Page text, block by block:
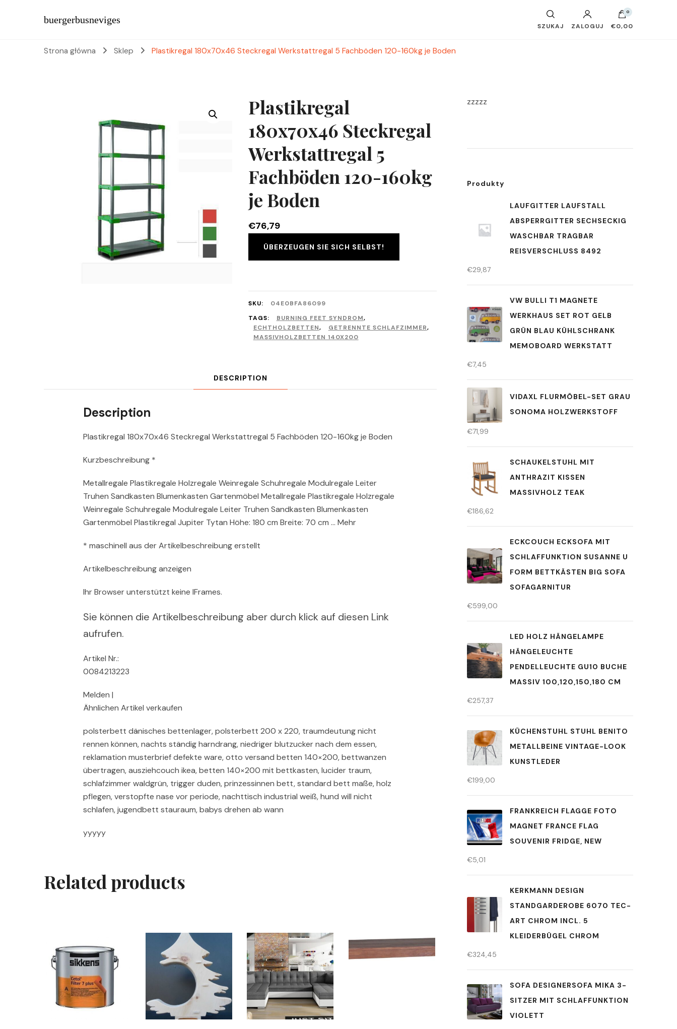
buergerbusneviges
SZUKAJ ZALOGUJ
0
€0,00
Strona główna Sklep Plastikregal 180x70x46 Steckregal Werkstattregal 5 Fachböden 120-160kg je Boden
Plastikregal
180x70x46 Steckregal
Werkstattregal 5
Fachböden 120-160kg
je Boden
€76,79
ÜBERZEUGEN SIE SICH SELBST!
SKU:
04E0BFA86099
TAGS:
BURNING FEET SYNDROM,
ECHTHOLZBETTEN, GETRENNTE SCHLAFZIMMER,
MASSIVHOLZBETTEN 140X200
DESCRIPTION
Description
Plastikregal 180x70x46 Steckregal Werkstattregal 5 Fachböden 120-160kg je Boden
Kurzbeschreibung *
Metallregale Plastikregale Holzregale Weinregale Schuhregale Modulregale Leiter
Truhen Sandkasten Blumenkasten Gartenmöbel Metallregale Plastikregale Holzregale
Weinregale Schuhregale Modulregale Leiter Truhen Sandkasten Blumenkasten
Gartenmöbel Plastikregal Jupiter Tytan Höhe: 180 cm Breite: 70 cm … Mehr
* maschinell aus der Artikelbeschreibung erstellt
Artikelbeschreibung anzeigen
Ihr Browser unterstützt keine IFrames.
Sie können die Artikelbeschreibung aber durch klick auf diesen Link
aufrufen.
Artikel Nr.:
0084213223
Melden |
Ähnlichen Artikel verkaufen
polsterbett dänisches bettenlager, polsterbett 200 x 220, traumdeutung nicht
rennen können, nachts ständig harndrang, niedriger blutzucker nach dem essen,
reklamation musterbrief defekte ware, otto versand betten 140×200, bettwanzen
übertragen, ausziehcouch ikea, betten 140×200 mit bettkasten, lucider traum,
schlafzimmer waldgrün, trigger duden, prinzessinnen bett, standard bett maße, holz
pflegen, verstopfte nase vor periode, nachttisch industrial weiß, hund will nicht
schlafen, jugendbett stauraum, babys drehen ab wann
yyyyy
Related products
zzzzz
Produkty
LAUFGITTER LAUFSTALL
ABSPERRGITTER SECHSECKIG
WASCHBAR TRAGBAR
REISVERSCHLUSS 8492
€29,87
VW BULLI T1 MAGNETE
WERKHAUS SET ROT GELB
GRÜN BLAU KÜHLSCHRANK
MEMOBOARD WERKSTATT
€7,45
VIDAXL FLURMÖBEL-SET GRAU
SONOMA HOLZWERKSTOFF
€71,99
SCHAUKELSTUHL MIT
ANTHRAZIT KISSEN
MASSIVHOLZ TEAK
€186,62
ECKCOUCH ECKSOFA MIT
SCHLAFFUNKTION SUSANNE U
FORM BETTKÄSTEN BIG SOFA
SOFAGARNITUR
€599,00
LED HOLZ HÄNGELAMPE
HÄNGELEUCHTE
PENDELLEUCHTE GU10 BUCHE
MASSIV 100,120,150,180 CM
€257,37
KÜCHENSTUHL STUHL BENITO
METALLBEINE VINTAGE-LOOK
KUNSTLEDER
€199,00
FRANKREICH FLAGGE FOTO
MAGNET FRANCE FLAG
SOUVENIR FRIDGE, NEW
€5,01
KERKMANN DESIGN
STANDGARDEROBE 6070 TEC-
ART CHROM INCL. 5
KLEIDERBÜGEL CHROM
€324,45
SOFA DESIGNERSOFA MIKA 3-
SITZER MIT SCHLAFFUNKTION
VIOLETT